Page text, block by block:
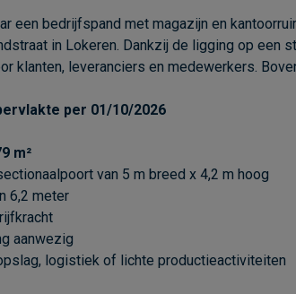
een bedrijfspand met magazijn en
in Lokeren. Dankzij de ligging op een
klanten, leveranciers en medewerkers.
per 01/10/2026
m²
van 5 m breed x 4,2 m hoog
6,2 meter
aanwezig
logistiek of lichte productieactiviteiten